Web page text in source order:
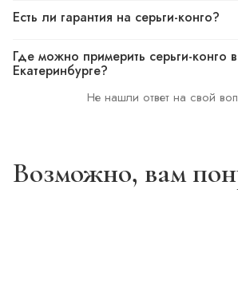
Есть ли гарантия на серьги-конго?
Где можно примерить серьги-конго в
Екатеринбурге?
Не нашли ответ на свой
Возможно, вам